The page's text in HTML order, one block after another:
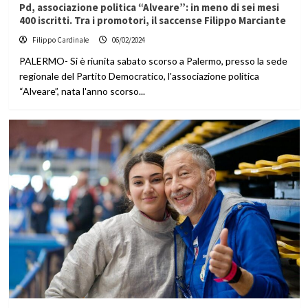
Pd, associazione politica “Alveare”: in meno di sei mesi
400 iscritti. Tra i promotori, il saccense Filippo Marciante
Filippo Cardinale 06/02/2024
PALERMO- Si è riunita sabato scorso a Palermo, presso la sede
regionale del Partito Democratico, l'associazione politica
“Alveare”, nata l'anno scorso...